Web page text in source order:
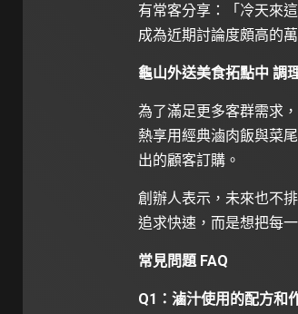
有常客分享：「冷天來
成為近期討論度頗高的
龜山外送美食拓點中 調
為了滿足更多客群需求
熱享用經典滷肉飯與菜
出的顧客訂購。
創辦人表示，未來也不
追求快速，而是想把每
常見問題 FAQ
Q1：滷汁使用的配方和